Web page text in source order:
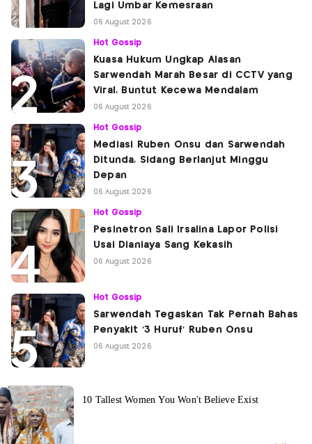
Lagi Umbar Kemesraan
06 August 2026
Hot Gossip
Kuasa Hukum Ungkap Alasan
Sarwendah Marah Besar di CCTV yang
Viral, Buntut Kecewa Mendalam
06 August 2026
Hot Gossip
Mediasi Ruben Onsu dan Sarwendah
Ditunda, Sidang Berlanjut Minggu
Depan
06 August 2026
Hot Gossip
Pesinetron Sali Irsalina Lapor Polisi
Usai Dianiaya Sang Kekasih
06 August 2026
Hot Gossip
Sarwendah Tegaskan Tak Pernah Bahas
Penyakit '3 Huruf' Ruben Onsu
06 August 2026